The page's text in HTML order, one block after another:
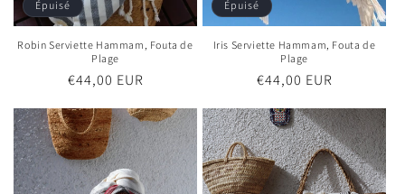
Épuisé
Robin Serviette Hammam, Fouta de
Plage
Prix
€44,00 EUR
Épuisé
Iris Serviette Hammam, Fouta de
Plage
Prix
€44,00 EUR